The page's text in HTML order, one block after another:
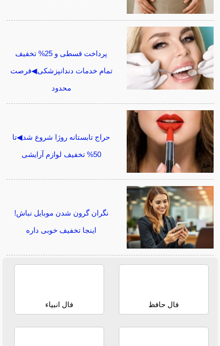
پرداخت قسطی و 25% تخفیف
تمام خدمات دندانپزشکی◀فرصت
محدود
حراج تابستانه روژا شروع شد◀تا
50% تخفیف لوازم آرایشی
نگران گرون شدن موبایل نباش!
اینجا تخفیف خوبی داره
فال حافظ فال انبیاء